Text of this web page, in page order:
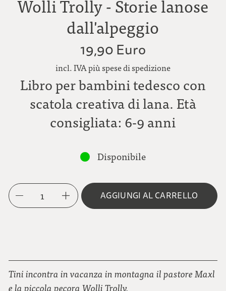
Wolli Trolly - Storie lanose
dall'alpeggio
19,90 Euro
incl. IVA più spese di spedizione
Libro per bambini tedesco con
scatola creativa di lana. Età
consigliata: 6-9 anni
Disponibile
1 AGGIUNGI AL CARRELLO
Tini incontra in vacanza in montagna il pastore Maxl
e la piccola pecora Wolli Trolly.